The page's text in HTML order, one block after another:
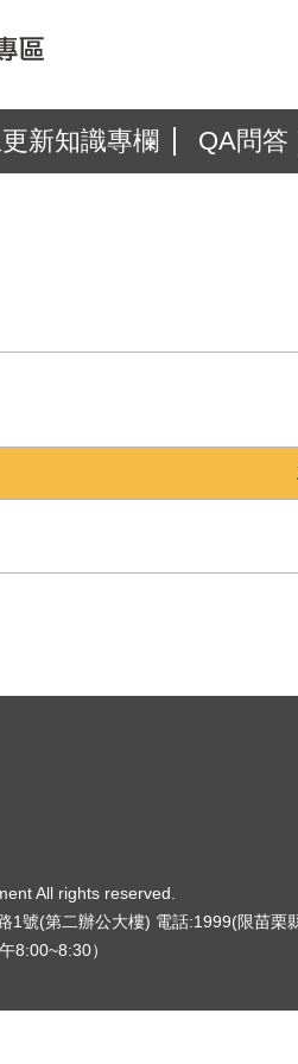
新知識專欄 QA問答
All rights reserved.
號(第二辦公大樓) 電話:1999(限苗栗
8:00~8:30）